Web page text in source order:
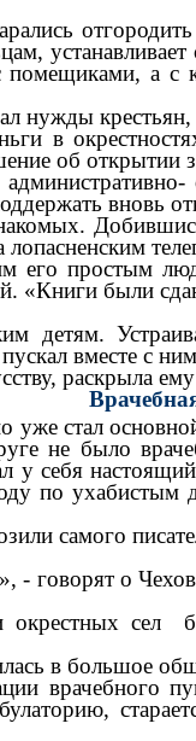
а
нужды
в
об
вновь
простым
«Книги были
детям.
вместе с
раскрыла
уже стал
не было
у себя
по ухабистым
самого
- говорят о
сел
в большое
врачебного